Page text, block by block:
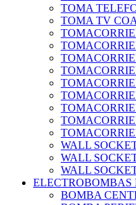
TOMA
TOMA TV
WALL
WALL
WALL
ELECTROBOMBAS
BOMBA